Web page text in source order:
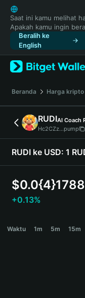
English
日本語
Tiếng Việt
Русский
Español
Türkçe
Français
Deutsch
简体中文
繁體中文
Português (Portugal)
Bahasa Indonesia
ภาษาไทย
Español
Español (Argentina)
Saat ini kamu melihat
Apakah kamu ingin
Beralih ke
English
Beranda Harga kripto
RUDIAI Coach
Hc2CZz...pump
RUDI ke USD: 1
$0.0{4}1788
+0.13%
Waktu 1m 5m 15m